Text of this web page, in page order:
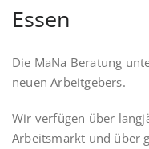
Essen
Die MaNa Beratung
neuen Arbeitgebers.
Wir verfügen über
Arbeitsmarkt und über